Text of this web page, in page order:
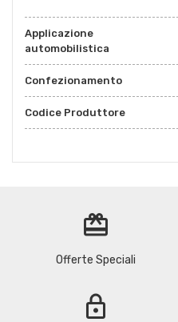
Applicazione
automobilistica
Confezionamento
Codice Produttore
redeem
Offerte Speciali
lock